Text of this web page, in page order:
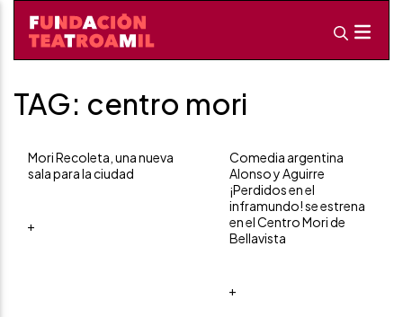
TAG: centro mori
Mori Recoleta, una nueva
sala para la ciudad
+
Comedia argentina
Alonso y Aguirre
¡Perdidos en el
inframundo! se estrena
en el Centro Mori de
Bellavista
+